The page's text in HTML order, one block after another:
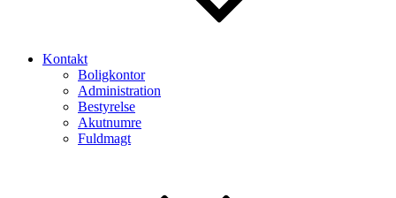
Kontakt
Boligkontor
Administration
Bestyrelse
Akutnumre
Fuldmagt